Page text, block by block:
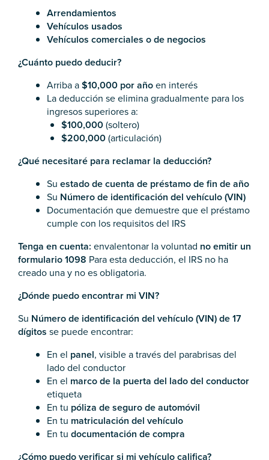
Arrendamientos
Vehículos usados
Vehículos comerciales o de negocios
¿Cuánto puedo deducir?
Arriba a$10,000 por añoen interés
La deducción se elimina gradualmente para los
ingresos superiores a:
$100,000(soltero)
$200,000(articulación)
¿Qué necesitaré para reclamar la deducción?
Su estado de cuenta de préstamo de fin de año
Su Número de identificación del vehículo (VIN)
Documentación que demuestre que el préstamo
cumple con los requisitos del IRS
Tenga en cuenta: envalentonar la voluntad no emitir un
formulario 1098 Para esta deducción, el IRS no ha
creado una y no es obligatoria.
¿Dónde puedo encontrar mi VIN?
Su Número de identificación del vehículo (VIN) de 17
dígitos se puede encontrar:
En el panel, visible a través del parabrisas del
lado del conductor
En el marco de la puerta del lado del conductor
etiqueta
En tu póliza de seguro de automóvil
En tu matriculación del vehículo
En tu documentación de compra
¿Cómo puedo verificar si mi vehículo califica?